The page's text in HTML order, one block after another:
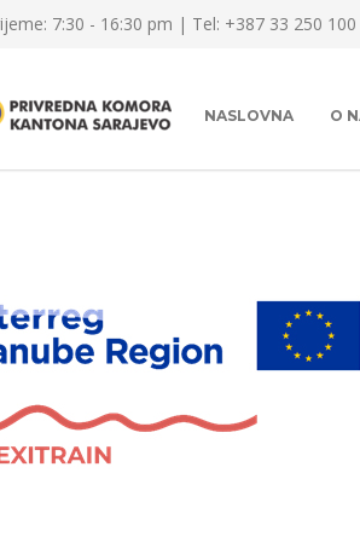
7:30 - 16:30 pm | Tel: +387 33 250
NASLOVNA O